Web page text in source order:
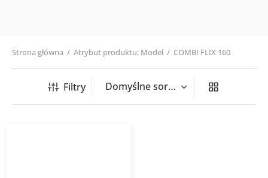
Strona główna / Atrybut produktu: Model / COMBI FLIX 160
Filtry